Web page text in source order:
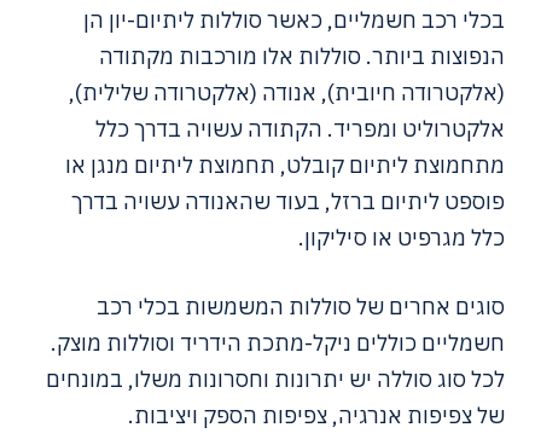
בכלי רכב חשמליים, כאשר סוללות ליתיום-יון הן
הנפוצות ביותר. סוללות אלו מורכבות מקתודה
(אלקטרודה חיובית), אנודה (אלקטרודה שלילית),
אלקטרוליט ומפריד. הקתודה עשויה בדרך כלל
מתחמוצת ליתיום קובלט, תחמוצת ליתיום מנגן או
פוספט ליתיום ברזל, בעוד שהאנודה עשויה בדרך
כלל מגרפיט או סיליקון.
סוגים אחרים של סוללות המשמשות בכלי רכב
חשמליים כוללים ניקל-מתכת הידריד וסוללות מוצק.
לכל סוג סוללה יש יתרונות וחסרונות משלו, במונחים
של צפיפות אנרגיה, צפיפות הספק ויציבות.